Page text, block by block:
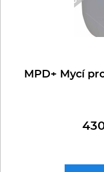
MPD+ Mycí